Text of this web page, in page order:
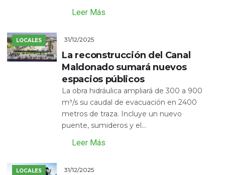
Leer Más
LOCALES 31/12/2025
La reconstrucción del Canal
Maldonado sumará nuevos
espacios públicos
La obra hidráulica ampliará de 300 a 900
m³/s su caudal de evacuación en 2400
metros de traza. Incluye un nuevo
puente, sumideros y el...
Leer Más
LOCALES 31/12/2025